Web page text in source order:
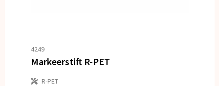
4249
Markeerstift R-PET
R-PET